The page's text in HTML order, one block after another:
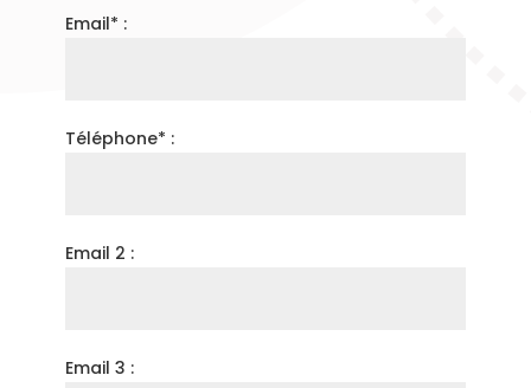
Email* :
Téléphone* :
Email 2 :
Email 3 :